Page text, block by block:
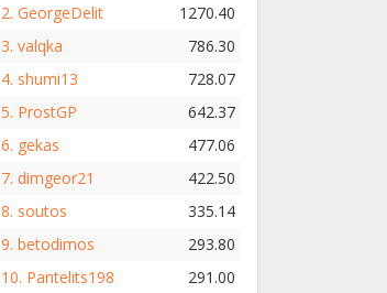
2. GeorgeDelit
1270.40
3. valqka
786.30
4. shumi13
728.07
5. ProstGP
642.37
6. gekas
477.06
7. dimgeor21
422.50
8. soutos
335.14
9. betodimos
293.80
10. Pantelits198 291.00